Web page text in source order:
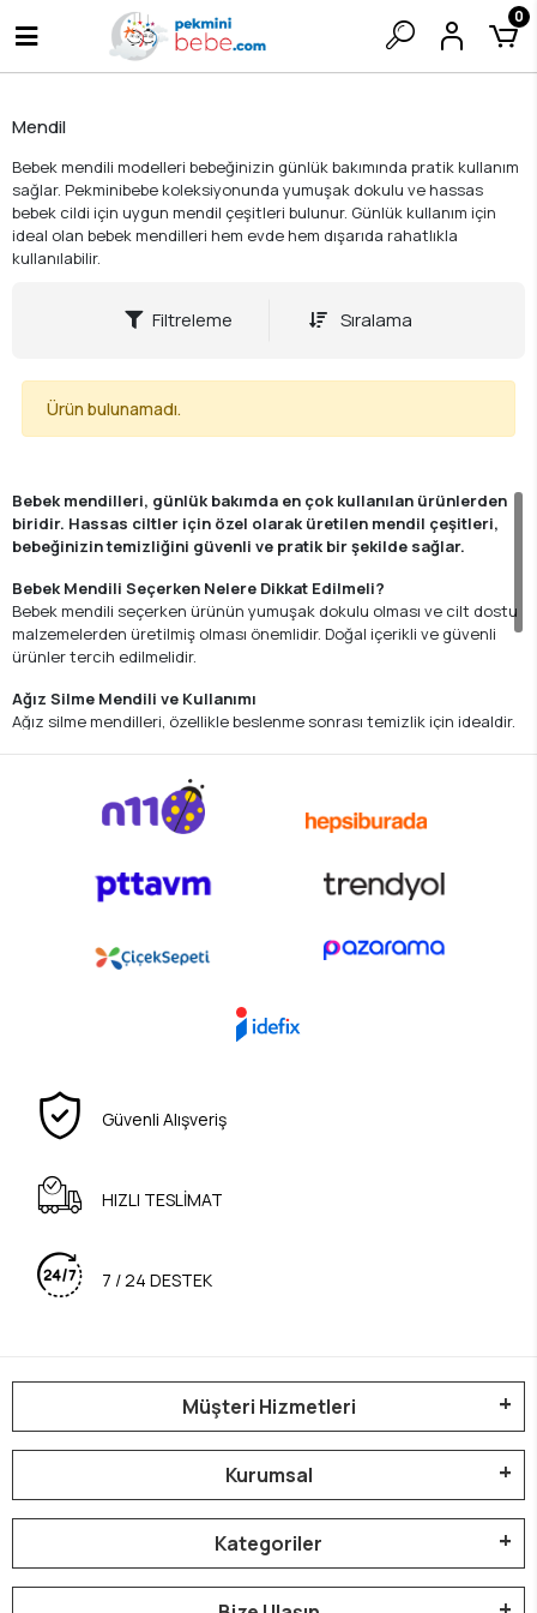
0
Mendil
Bebek mendili modelleri bebeğinizin günlük bakımında pratik kullanım
sağlar. Pekminibebe koleksiyonunda yumuşak dokulu ve hassas
bebek cildi için uygun mendil çeşitleri bulunur. Günlük kullanım için
ideal olan bebek mendilleri hem evde hem dışarıda rahatlıkla
kullanılabilir.
Filtreleme Sıralama
Ürün bulunamadı.
Bebek mendilleri, günlük bakımda en çok kullanılan ürünlerden
biridir. Hassas ciltler için özel olarak üretilen mendil çeşitleri,
bebeğinizin temizliğini güvenli ve pratik bir şekilde sağlar.
Bebek Mendili Seçerken Nelere Dikkat Edilmeli?
Bebek mendili seçerken ürünün yumuşak dokulu olması ve cilt dostu
malzemelerden üretilmiş olması önemlidir. Doğal içerikli ve güvenli
ürünler tercih edilmelidir.
Ağız Silme Mendili ve Kullanımı
Ağız silme mendilleri, özellikle beslenme sonrası temizlik için idealdir.
Bebek Mendil Fiyatları
Bebek mendil fiyatları ürünün kalitesine ve içeriğine göre değişiklik
gösterebilir. Pekminibebe’de yer alan mendil çeşitleri arasından
Güvenli Alışveriş
HIZLI TESLİMAT
7 / 24 DESTEK
Müşteri Hizmetleri
Kurumsal
Kategoriler